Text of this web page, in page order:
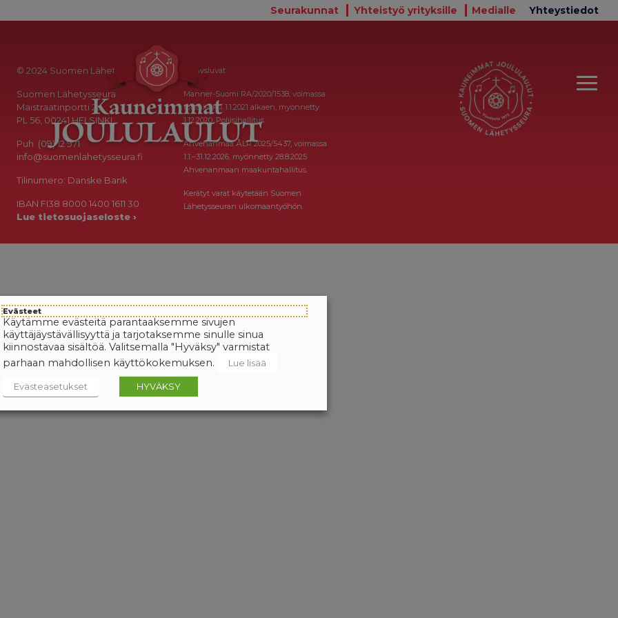
Seurakunnat Yhteistyö yrityksille Medialle Yhteystiedot
© 2024 Suomen Lähetysseura
Suomen Lähetysseura
Maistraatinportti 2a
PL 56, 00241 HELSINKI
Puh. (09) 12 971
info@suomenlahetysseura.fi
Tilinumero: Danske Bank
IBAN FI38 8000 1400 1611 30
Lue tietosuojaseloste ›
Keräysluvat:
Manner-Suomi RA/2020/1538, voimassa
toistaiseksi 1.1.2021 alkaen, myönnetty
1.12.2020, Poliisihallitus.
Ahvenanmaa ÅLR 2025/5437, voimassa
1.1.–31.12.2026, myönnetty 28.8.2025
Ahvenanmaan maakuntahallitus.
Kerätyt varat käytetään Suomen
Lähetysseuran ulkomaantyöhön.
Evästeet
Käytämme evästeitä parantaaksemme sivujen
käyttäjäystävällisyyttä ja tarjotaksemme sinulle sinua
kiinnostavaa sisältöä. Valitsemalla "Hyväksy" varmistat
parhaan mahdollisen käyttökokemuksen.
Lue lisää
Evästeasetukset HYVÄKSY